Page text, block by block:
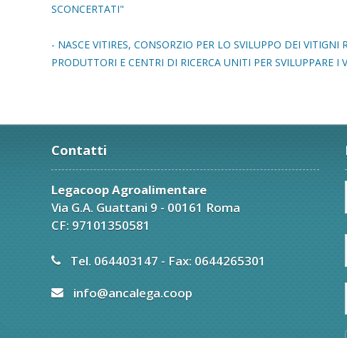
SCONCERTATI"
- NASCE VITIRES, CONSORZIO PER LO SVILUPPO DEI
PRODUTTORI E CENTRI DI RICERCA UNITI PER
Contatti
Legacoop Agroalimentare
Via G.A. Guattani 9 - 00161 Roma
CF: 97101350581
Tel. 064403147 - Fax: 0644265301
info@ancalega.coop